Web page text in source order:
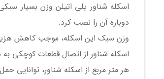
اسکله شناور پلی اتیلن وزن بسیار
دوباره آن‌ را نصب کرد.
وزن سبک این اسکله، موجب کاهش
اسکله شناور از اتصال قطعات کوچکی به
هر متر مربع از اسکله شناور، توانایی حمل بار استاتیکی 360